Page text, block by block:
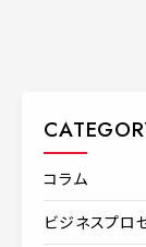
コラム
ビジネスプロ